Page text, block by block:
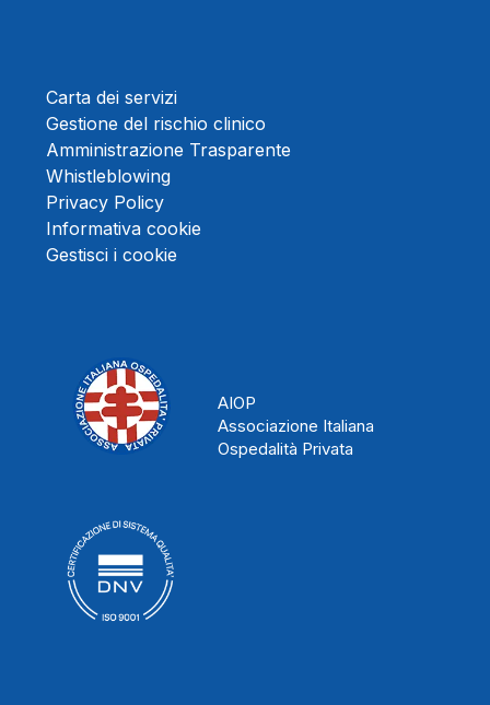
Carta dei servizi
Gestione del rischio clinico
Amministrazione Trasparente
Whistleblowing
Privacy Policy
Informativa cookie
Gestisci i cookie
AIOP
Associazione Italiana
Ospedalità Privata